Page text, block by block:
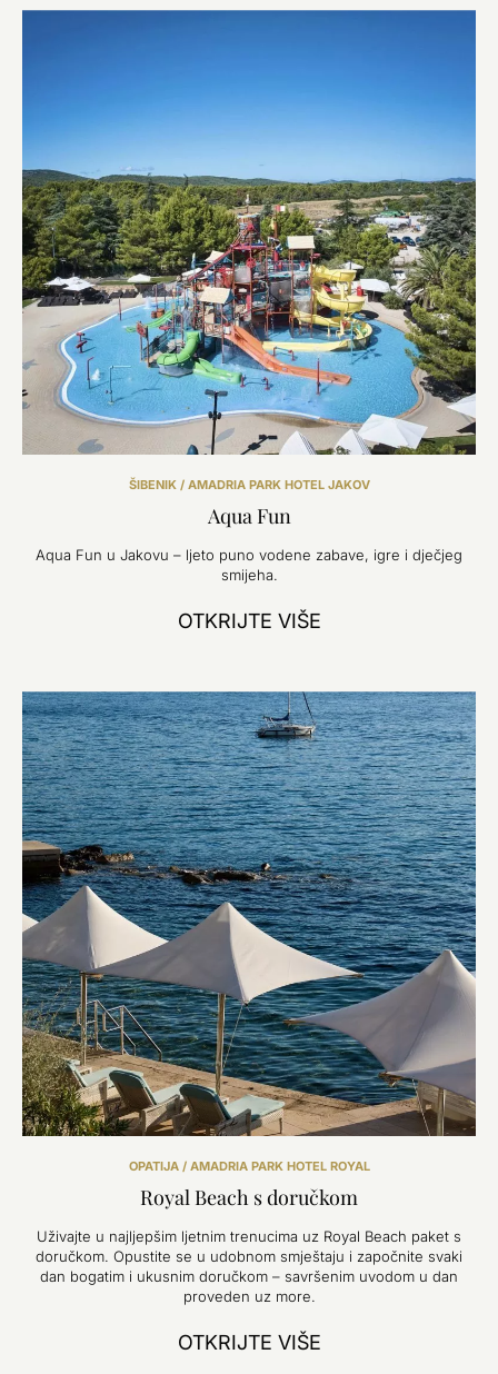
ŠIBENIK / AMADRIA PARK HOTEL JAKOV
Aqua Fun
Aqua Fun u Jakovu – ljeto puno vodene zabave, igre i dječjeg
smijeha.
OTKRIJTE VIŠE
OPATIJA / AMADRIA PARK HOTEL ROYAL
Royal Beach s doručkom
Uživajte u najljepšim ljetnim trenucima uz Royal Beach paket s
doručkom. Opustite se u udobnom smještaju i započnite svaki
dan bogatim i ukusnim doručkom – savršenim uvodom u dan
proveden uz more.
OTKRIJTE VIŠE